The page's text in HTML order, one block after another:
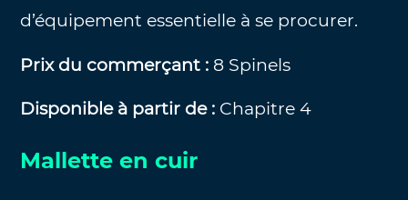
d’équipement essentielle à se procurer.
Prix du commerçant : 8 Spinels
Disponible à partir de : Chapitre 4
Mallette en cuir